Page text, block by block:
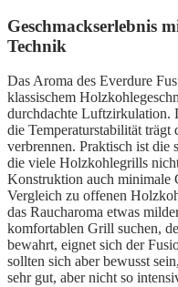
Geschmackserlebnis
Technik
Das Aroma des Everdure
klassischem
durchdachte Luftzirkulation.
die Temperaturstabilität trägt
verbrennen. Praktisch ist die
die viele Holzkohlegrills
Konstruktion auch minimale
Vergleich zu offenen
das Raucharoma etwas
komfortablen Grill suchen,
bewahrt, eignet sich der
sollten sich aber bewusst
sehr gut, aber nicht so